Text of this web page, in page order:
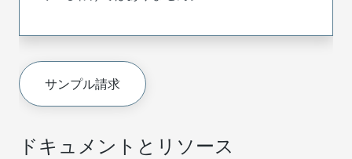
ドキュメントとリソース
サンプル請求